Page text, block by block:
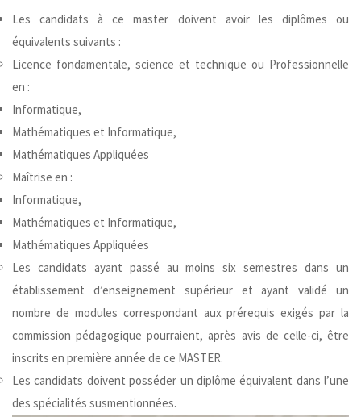
Les candidats à ce master doivent avoir les diplômes ou
équivalents suivants :
Licence fondamentale, science et technique ou Professionnelle
en :
Informatique,
Mathématiques et Informatique,
Mathématiques Appliquées
Maîtrise en :
Informatique,
Mathématiques et Informatique,
Mathématiques Appliquées
Les candidats ayant passé au moins six semestres dans un
établissement d’enseignement supérieur et ayant validé un
nombre de modules correspondant aux prérequis exigés par la
commission pédagogique pourraient, après avis de celle-ci, être
inscrits en première année de ce MASTER.
Les candidats doivent posséder un diplôme équivalent dans l’une
des spécialités susmentionnées.